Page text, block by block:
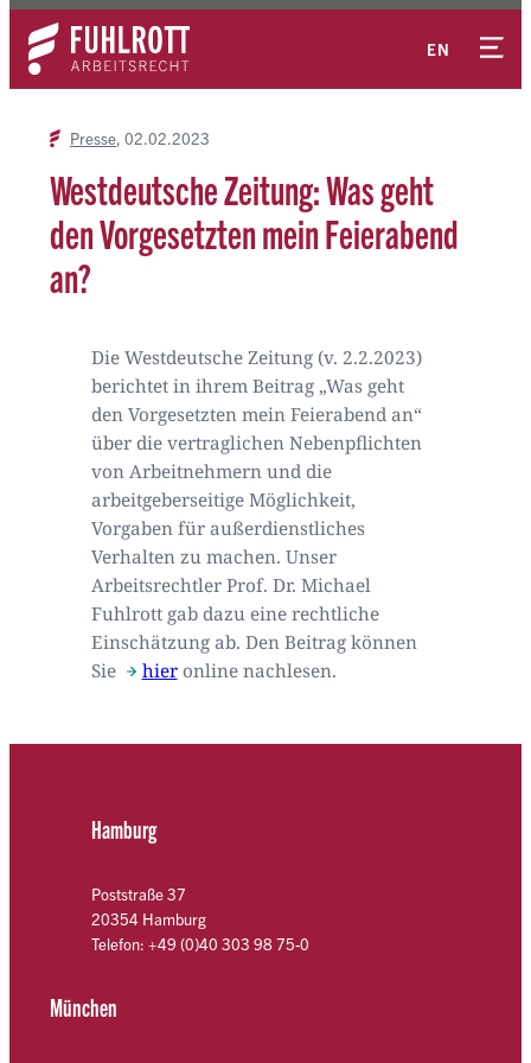
Zum
Inhalt
springen
EN
Kontakt
Presse 02.02.2023
Westdeutsche Zeitung: Was geht
den Vorgesetzten mein Feierabend
an?
Die Westdeutsche Zeitung (v. 2.2.2023)
berichtet in ihrem Beitrag „Was geht
den Vorgesetzten mein Feierabend an“
über die vertraglichen Nebenpflichten
von Arbeitnehmern und die
arbeitgeberseitige Möglichkeit,
Vorgaben für außerdienstliches
Verhalten zu machen. Unser
Arbeitsrechtler Prof. Dr. Michael
Fuhlrott gab dazu eine rechtliche
Einschätzung ab. Den Beitrag können
Sie
hieronline nachlesen.
Hamburg
Poststraße 37
20354 Hamburg
Telefon: +49 (0)40 303 98 75-0
München